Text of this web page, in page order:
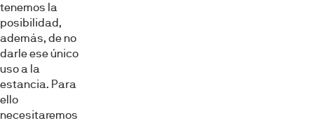
tenemos la
posibilidad,
además, de no
darle ese único
uso a la
estancia. Para
ello
necesitaremos